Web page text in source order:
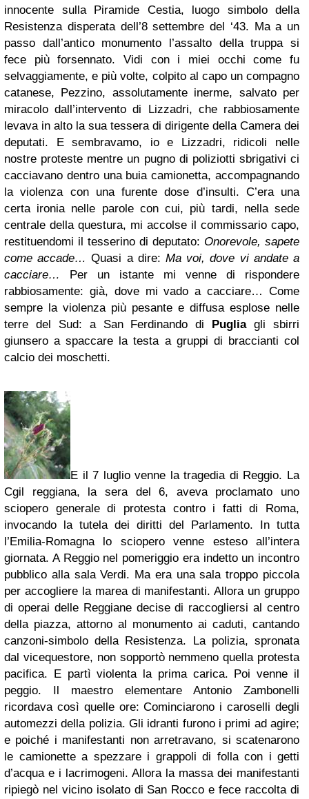
innocente sulla Piramide Cestia, luogo simbolo della
Resistenza disperata dell’8 settembre del ‘43. Ma a un
passo dall’antico monumento l’assalto della truppa si
fece più forsennato. Vidi con i miei occhi come fu
selvaggiamente, e più volte, colpito al capo un compagno
catanese, Pezzino, assolutamente inerme, salvato per
miracolo dall’intervento di Lizzadri, che rabbiosamente
levava in alto la sua tessera di dirigente della Camera dei
deputati. E sembravamo, io e Lizzadri, ridicoli nelle
nostre proteste mentre un pugno di poliziotti sbrigativi ci
cacciavano dentro una buia camionetta, accompagnando
la violenza con una furente dose d’insulti. C’era una
certa ironia nelle parole con cui, più tardi, nella sede
centrale della questura, mi accolse il commissario capo,
restituendomi il tesserino di deputato: Onorevole, sapete
come accade… Quasi a dire:Ma voi, dove vi andate a
cacciare…
Per un istante mi venne di rispondere
rabbiosamente: già, dove mi vado a cacciare… Come
sempre la violenza più pesante e diffusa esplose nelle
terre del Sud: a San Ferdinando di Pugliagli sbirri
giunsero a spaccare la testa a gruppi di braccianti col
calcio dei moschetti.
E il 7 luglio venne la tragedia di Reggio. La
Cgil reggiana, la sera del 6, aveva proclamato uno
sciopero generale di protesta contro i fatti di Roma,
invocando la tutela dei diritti del Parlamento. In tutta
l’Emilia-Romagna lo sciopero venne esteso all’intera
giornata. A Reggio nel pomeriggio era indetto un incontro
pubblico alla sala Verdi. Ma era una sala troppo piccola
per accogliere la marea di manifestanti. Allora un gruppo
di operai delle Reggiane decise di raccogliersi al centro
della piazza, attorno al monumento ai caduti, cantando
canzoni-simbolo della Resistenza. La polizia, spronata
dal vicequestore, non sopportò nemmeno quella protesta
pacifica. E partì violenta la prima carica. Poi venne il
peggio. Il maestro elementare Antonio Zambonelli
ricordava così quelle ore: Cominciarono i caroselli degli
automezzi della polizia. Gli idranti furono i primi ad agire;
e poiché i manifestanti non arretravano, si scatenarono
le camionette a spezzare i grappoli di folla con i getti
d’acqua e i lacrimogeni. Allora la massa dei manifestanti
ripiegò nel vicino isolato di San Rocco e fece raccolta di